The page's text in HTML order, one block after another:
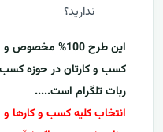
ندارید؟
این طرح 100%
کسب و کارتان در حوزه کسب و
ربات تلگرام است.....
انتخاب کلیه کسب و کارها